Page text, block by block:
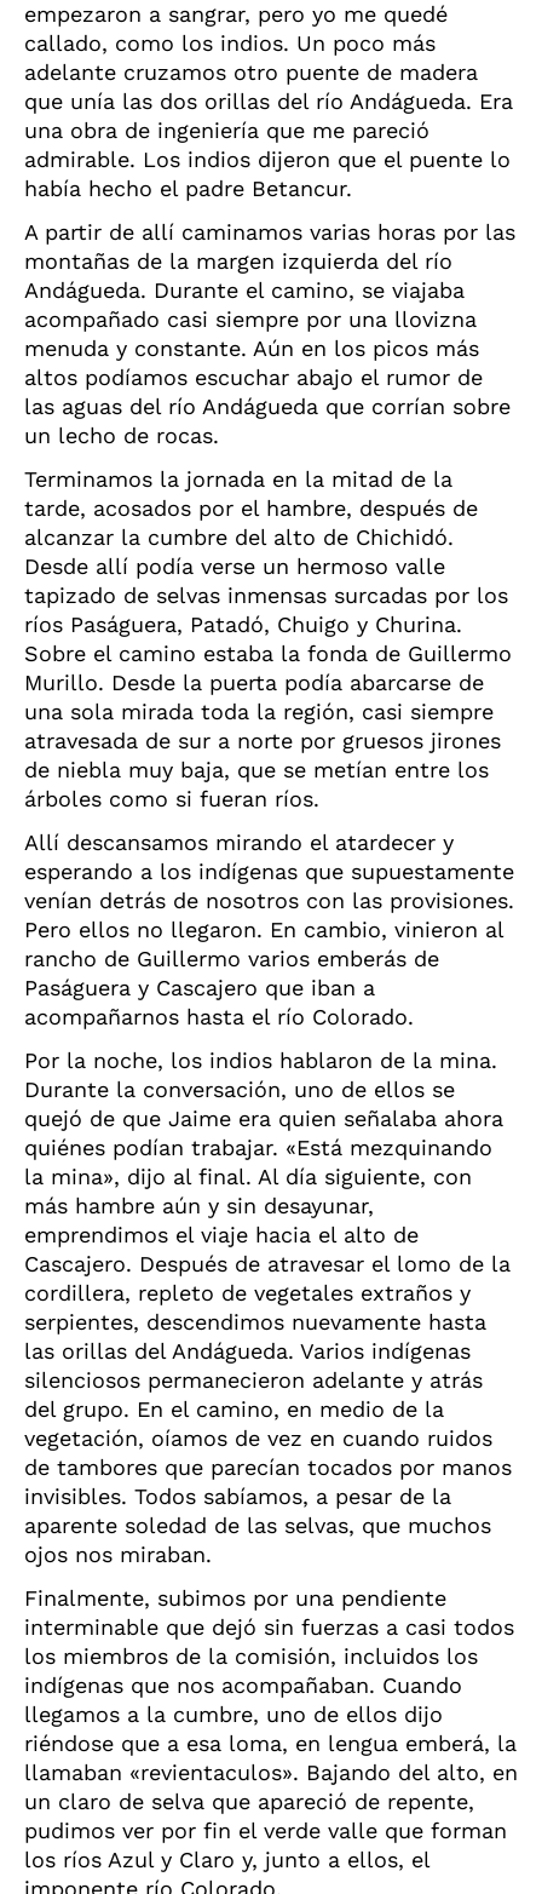
empezaron a sangrar, pero yo me quedé
callado, como los indios. Un poco más
adelante cruzamos otro puente de madera
que unía las dos orillas del río Andágueda. Era
una obra de ingeniería que me pareció
admirable. Los indios dijeron que el puente lo
había hecho el padre Betancur.
A partir de allí caminamos varias horas por las
montañas de la margen izquierda del río
Andágueda. Durante el camino, se viajaba
acompañado casi siempre por una llovizna
menuda y constante. Aún en los picos más
altos podíamos escuchar abajo el rumor de
las aguas del río Andágueda que corrían sobre
un lecho de rocas.
Terminamos la jornada en la mitad de la
tarde, acosados por el hambre, después de
alcanzar la cumbre del alto de Chichidó.
Desde allí podía verse un hermoso valle
tapizado de selvas inmensas surcadas por los
ríos Paságuera, Patadó, Chuigo y Churina.
Sobre el camino estaba la fonda de Guillermo
Murillo. Desde la puerta podía abarcarse de
una sola mirada toda la región, casi siempre
atravesada de sur a norte por gruesos jirones
de niebla muy baja, que se metían entre los
árboles como si fueran ríos.
Allí descansamos mirando el atardecer y
esperando a los indígenas que supuestamente
venían detrás de nosotros con las provisiones.
Pero ellos no llegaron. En cambio, vinieron al
rancho de Guillermo varios emberás de
Paságuera y Cascajero que iban a
acompañarnos hasta el río Colorado.
Por la noche, los indios hablaron de la mina.
Durante la conversación, uno de ellos se
quejó de que Jaime era quien señalaba ahora
quiénes podían trabajar. «Está mezquinando
la mina», dijo al final. Al día siguiente, con
más hambre aún y sin desayunar,
emprendimos el viaje hacia el alto de
Cascajero. Después de atravesar el lomo de la
cordillera, repleto de vegetales extraños y
serpientes, descendimos nuevamente hasta
las orillas del Andágueda. Varios indígenas
silenciosos permanecieron adelante y atrás
del grupo. En el camino, en medio de la
vegetación, oíamos de vez en cuando ruidos
de tambores que parecían tocados por manos
invisibles. Todos sabíamos, a pesar de la
aparente soledad de las selvas, que muchos
ojos nos miraban.
Finalmente, subimos por una pendiente
interminable que dejó sin fuerzas a casi todos
los miembros de la comisión, incluidos los
indígenas que nos acompañaban. Cuando
llegamos a la cumbre, uno de ellos dijo
riéndose que a esa loma, en lengua emberá, la
llamaban «revientaculos». Bajando del alto, en
un claro de selva que apareció de repente,
pudimos ver por fin el verde valle que forman
los ríos Azul y Claro y, junto a ellos, el